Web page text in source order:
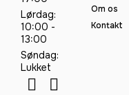
Lørdag:
10:00 -
13:00
Søndag:
Lukket
Om os
Kontakt